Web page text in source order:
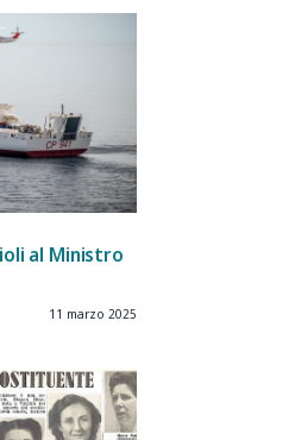
al Ministro
11 marzo 2025